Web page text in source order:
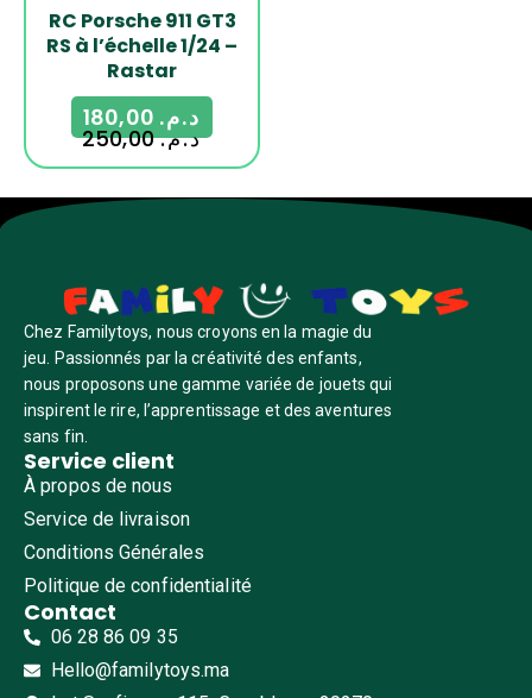
RC Porsche 911 GT3
RS à l’échelle 1/24 –
Rastar
د.م.250,00
د.م.
Chez Familytoys, nous croyons en la magie du
jeu. Passionnés par la créativité des enfants,
nous proposons une gamme variée de jouets qui
inspirent le rire, l’apprentissage et des aventures
sans fin.
Service client
À propos de nous
Service de livraison
Conditions Générales
Politique de confidentialité
Contact
06 28 86 09 35
Hello@familytoys.ma